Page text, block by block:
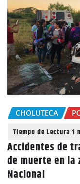
CHOLUTECA
Accidentes de
de muerte en la
Nacional